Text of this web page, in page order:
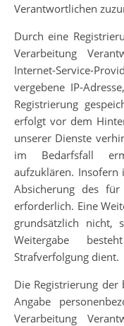
Verantwortlichen
Durch eine
Verarbeitung
Internet-Service-
vergebene IP-
Registrierung
erfolgt vor dem
unserer Dienste
im Bedarfsfall
aufzuklären. Insofern
Absicherung des
erforderlich. Eine
grundsätzlich nicht,
Weitergabe
Strafverfolgung dient.
Die Registrierung
Angabe
Verarbeitung